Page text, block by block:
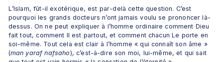
L’Islam, fût-il exotérique, est par-delà cette question. C’est
pourquoi les grands docteurs n’ont jamais voulu se prononcer là-
dessus. On ne peut expliquer à l’homme ordinaire comment Dieu
fait tout, comment Il est partout, et comment chacun Le porte en
soi-même. Tout cela est clair à l’homme « qui connaît son âme »
(man yaraf nafsaho), c’est-à-dire son moi, lui-même, et qui sait